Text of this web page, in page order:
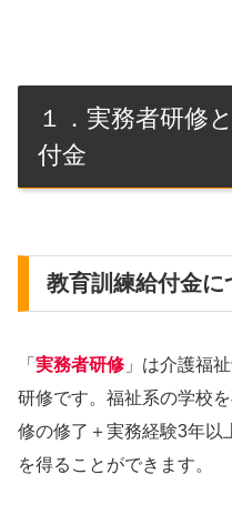
１．実務者研修
付金
教育訓練給付金に
「 実務者研修 」は介護福
研修です。福祉系の学校
修の修了＋実務経験3年以
を得ることができます。